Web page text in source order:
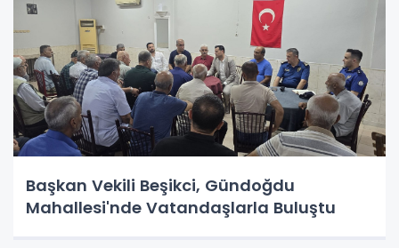
Başkan Vekili Beşikci, Gündoğdu
Mahallesi'nde Vatandaşlarla Buluştu